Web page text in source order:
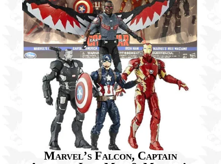
Marvel’s Falcon, Captain